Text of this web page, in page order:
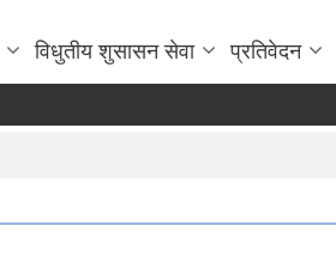
विधुतीय शुसासन सेवा प्रतिवेदन